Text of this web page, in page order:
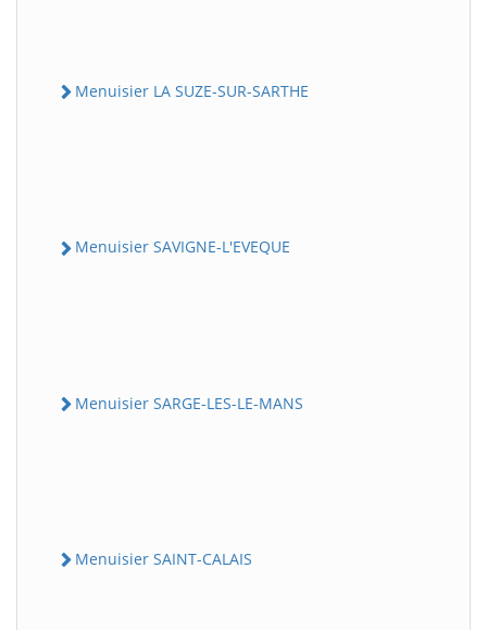
Menuisier LA SUZE-SUR-SARTHE
Menuisier SAVIGNE-L'EVEQUE
Menuisier SARGE-LES-LE-MANS
Menuisier SAINT-CALAIS